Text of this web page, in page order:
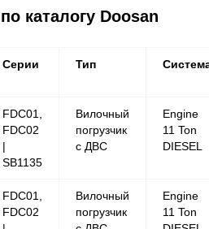
каталогу Doosan
Серии Тип
FDC01,
FDC02
|
SB1135
Вилочный
погрузчик
с ДВС
Engine
11 Ton
DIESEL
FDC01,
FDC02
Вилочный
погрузчик
Engine
11 Ton